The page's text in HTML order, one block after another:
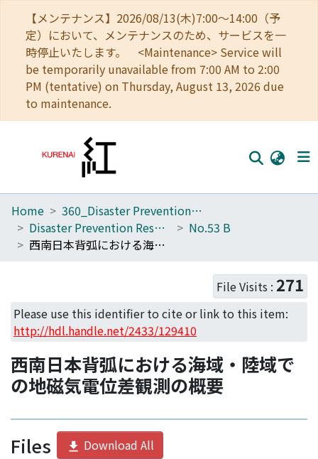
【メンテナンス】2026/08/13(木)7:00～14:00（予
定）において、メンテナンスのため、サービスを一
時停止いたします。 <Maintenance> Service will
be temporarily unavailable from 7:00 AM to 2:00
PM (tentative) on Thursday, August 13, 2026 due
to maintenance.
Home
Communities
Access Statistics
Library Network
Home
360_Disaster Prevention Research Institute
Disaster Prevention Research Institute Annuals
No.53 B
西南日本背弧における海域・陸域での地磁気電位差観測の概要
File Visits : 271
Please use this identifier to cite or link to this item:
http://hdl.handle.net/2433/129410
西南日本背弧における海域・陸域で
の地磁気電位差観測の概要
Files
Download All